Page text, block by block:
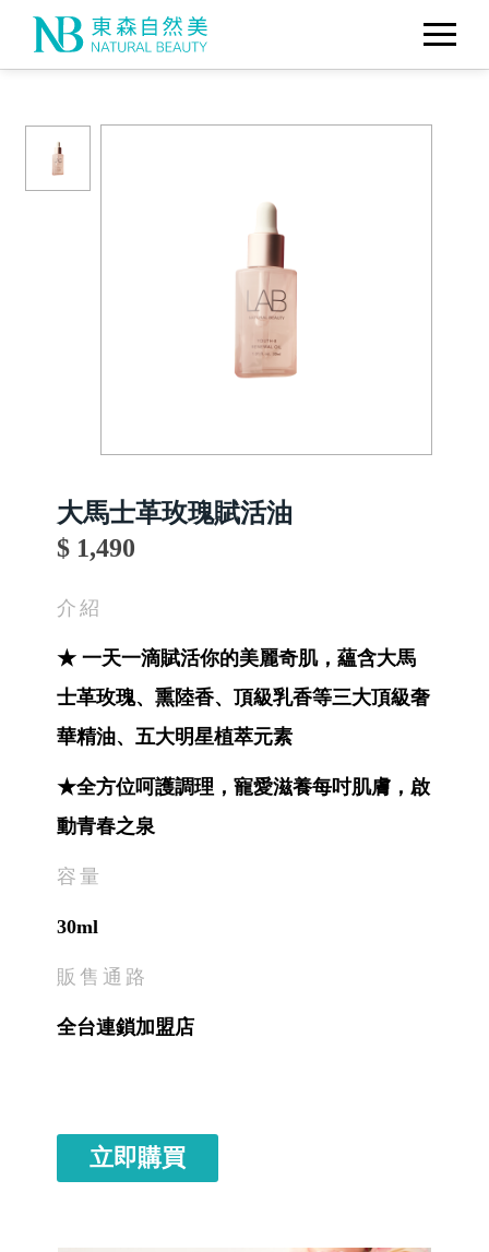
大馬士革玫瑰賦活油
$ 1,490
介紹
★ 一天一滴賦活你的美麗奇肌，蘊含大馬
士革玫瑰、熏陸香、頂級乳香等三大頂級奢
華精油、五大明星植萃元素
★全方位呵護調理，寵愛滋養每吋肌膚，啟
動青春之泉
容量
30ml
販售通路
全台連鎖加盟店
立即購買